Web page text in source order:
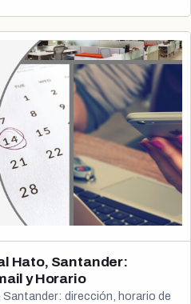
Hato, Santander:
y Horario
dirección, horario de